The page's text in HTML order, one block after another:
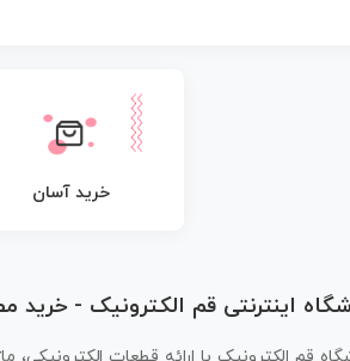
خرید آسان
اینترنتی قم الکترونیک -